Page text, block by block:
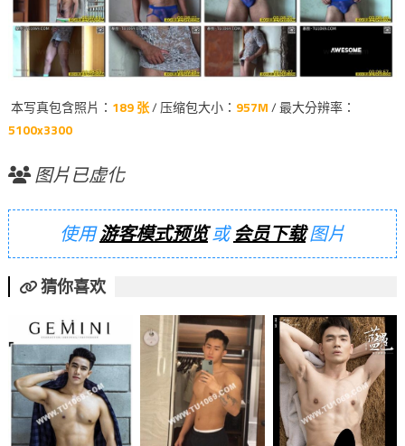
本写真包含照片： 189 张/ 压缩包大小： 957M/ 最大分辨率：
5100x3300
图片已虚化
使用游客模式预览或会员下载图片
猜你喜欢